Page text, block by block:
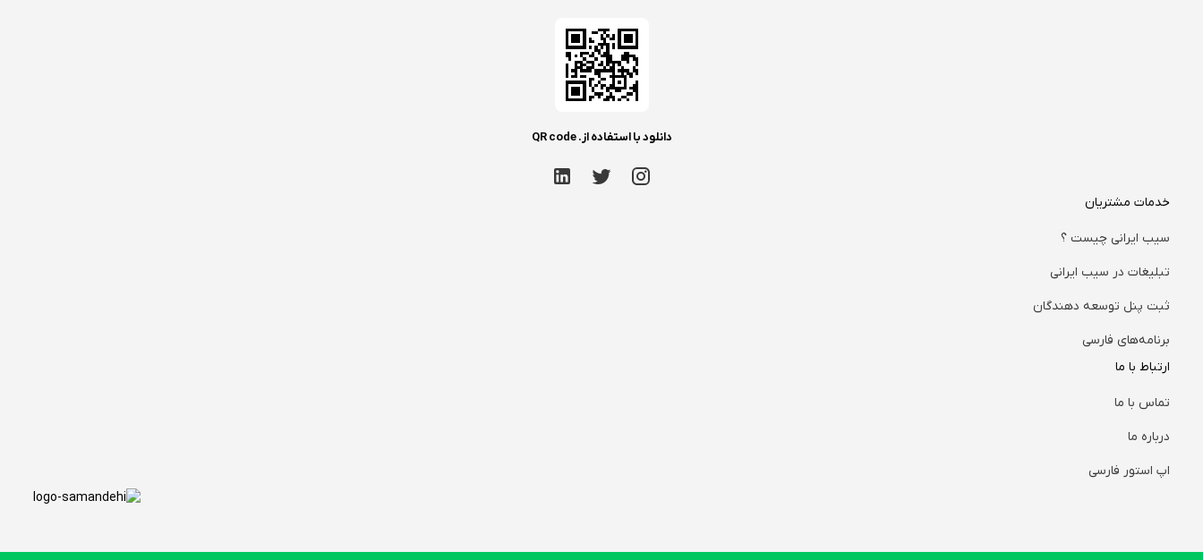
دانلود با استفاده از. QR code
خدمات مشتریان
سیب ایرانی چیست ؟
تبلیغات در سیب ایرانی
ثبت پنل توسعه دهندگان
برنامه‌های فارسی
ارتباط با ما
تماس با ما
درباره ما
اپ استور فارسی